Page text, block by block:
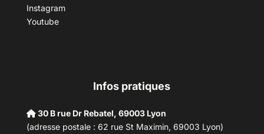
Instagram
Youtube
Infos pratiques
30 B rue Dr Rebatel, 69003 Lyon
(adresse postale : 62 rue St Maximin, 69003 Lyon)